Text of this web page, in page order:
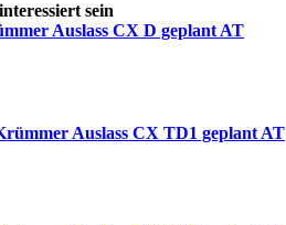
sein
Auslass CX D geplant AT
Auslass CX TD1 geplant AT